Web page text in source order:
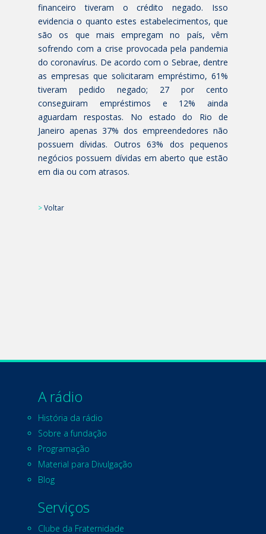
financeiro tiveram o crédito negado. Isso
evidencia o quanto estes estabelecimentos, que
são os que mais empregam no país, vêm
sofrendo com a crise provocada pela pandemia
do coronavírus. De acordo com o Sebrae, dentre
as empresas que solicitaram empréstimo, 61%
tiveram pedido negado; 27 por cento
conseguiram empréstimos e 12% ainda
aguardam respostas. No estado do Rio de
Janeiro apenas 37% dos empreendedores não
possuem dívidas. Outros 63% dos pequenos
negócios possuem dívidas em aberto que estão
em dia ou com atrasos.
>Voltar
A rádio
História da rádio
Sobre a fundação
Programação
Material para Divulgação
Blog
Serviços
Clube da Fraternidade